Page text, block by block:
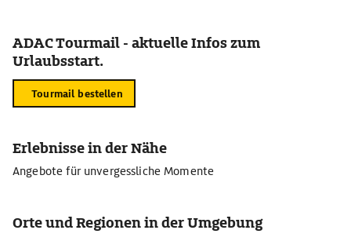
ADAC Tourmail - aktuelle Infos zum
Urlaubsstart.
Tourmail bestellen
Erlebnisse in der Nähe
Angebote für unvergessliche Momente
Orte und Regionen in der Umgebung